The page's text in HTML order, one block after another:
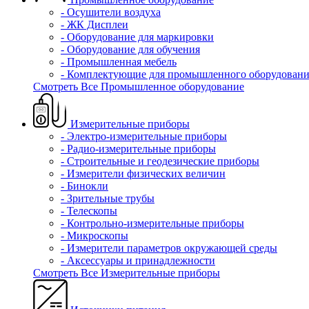
- Осушители воздуха
- ЖК Дисплеи
- Оборудование для маркировки
- Оборудование для обучения
- Промышленная мебель
- Комплектующие для промышленного
Смотреть Все Промышленное оборудование
Измерительные приборы
- Электро-измерительные приборы
- Радио-измерительные приборы
- Строительные и геодезические приборы
- Измерители физических величин
- Бинокли
- Зрительные трубы
- Телескопы
- Контрольно-измерительные приборы
- Микроскопы
- Измерители параметров окружающей среды
- Аксессуары и принадлежности
Смотреть Все Измерительные приборы